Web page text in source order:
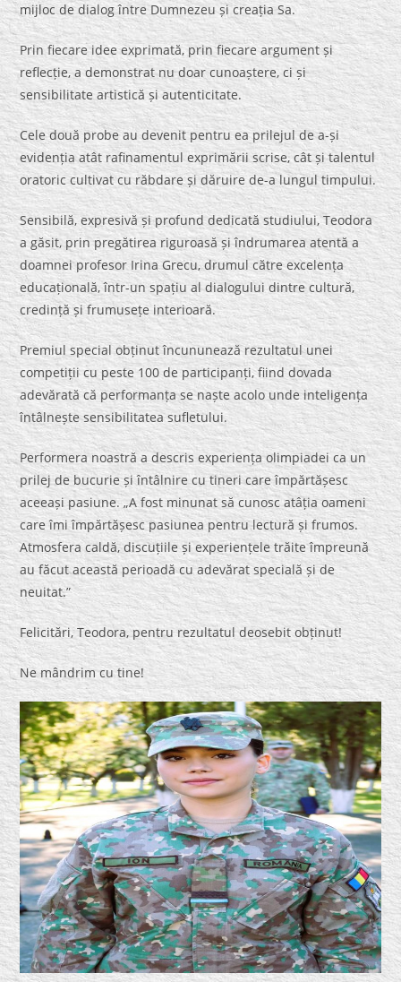
mijloc de dialog între Dumnezeu și creația Sa.
Prin fiecare idee exprimată, prin fiecare argument și
reflecție, a demonstrat nu doar cunoaștere, ci și
sensibilitate artistică și autenticitate.
Cele două probe au devenit pentru ea prilejul de a-și
evidenția atât rafinamentul exprimării scrise, cât și talentul
oratoric cultivat cu răbdare și dăruire de-a lungul timpului.
Sensibilă, expresivă și profund dedicată studiului, Teodora
a găsit, prin pregătirea riguroasă și îndrumarea atentă a
doamnei profesor Irina Grecu, drumul către excelența
educațională, într-un spațiu al dialogului dintre cultură,
credință și frumusețe interioară.
Premiul special obținut încununează rezultatul unei
competiții cu peste 100 de participanți, fiind dovada
adevărată că performanța se naște acolo unde inteligența
întâlnește sensibilitatea sufletului.
Performera noastră a descris experiența olimpiadei ca un
prilej de bucurie și întâlnire cu tineri care împărtășesc
aceeași pasiune. „A fost minunat să cunosc atâția oameni
care îmi împărtășesc pasiunea pentru lectură și frumos.
Atmosfera caldă, discuțiile și experiențele trăite împreună
au făcut această perioadă cu adevărat specială și de
neuitat.”
Felicitări, Teodora, pentru rezultatul deosebit obținut!
Ne mândrim cu tine!